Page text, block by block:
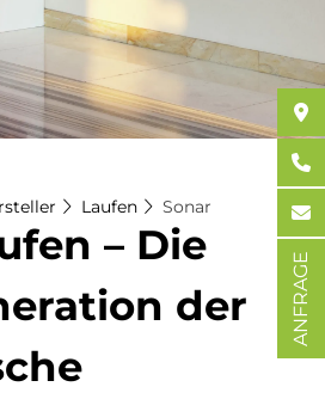
Laufen Sonar
– Die
der
ANFRAGE